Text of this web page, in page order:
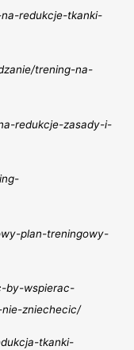
redukcje-tkanki-
trening-na-
redukcje-zasady-i-
plan-treningowy-
by-wspierac-
zniechecic/
tkanki-